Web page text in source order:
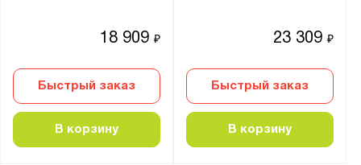
18 909₽
Быстрый заказ
В корзину
23 309₽
Быстрый заказ
В корзину